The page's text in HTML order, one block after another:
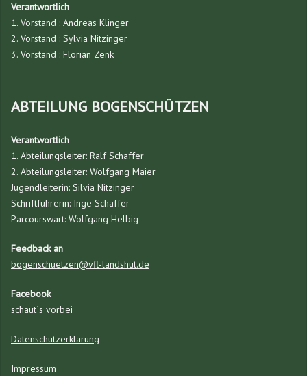
Verantwortlich
1. Vorstand : Andreas Klinger
2. Vorstand : Sylvia Nitzinger
3. Vorstand : Florian Zenk
ABTEILUNG BOGENSCHÜTZEN
Verantwortlich
1. Abteilungsleiter: Ralf Schaffer
2. Abteilungsleiter: Wolfgang Maier
Jugendleiterin: Silvia Nitzinger
Schriftführerin: Inge Schaffer
Parcourswart: Wolfgang Helbig
Feedback an
bogenschuetzen@vfl-landshut.de
Facebook
schaut´s vorbei
Datenschutzerklärung
Impressum